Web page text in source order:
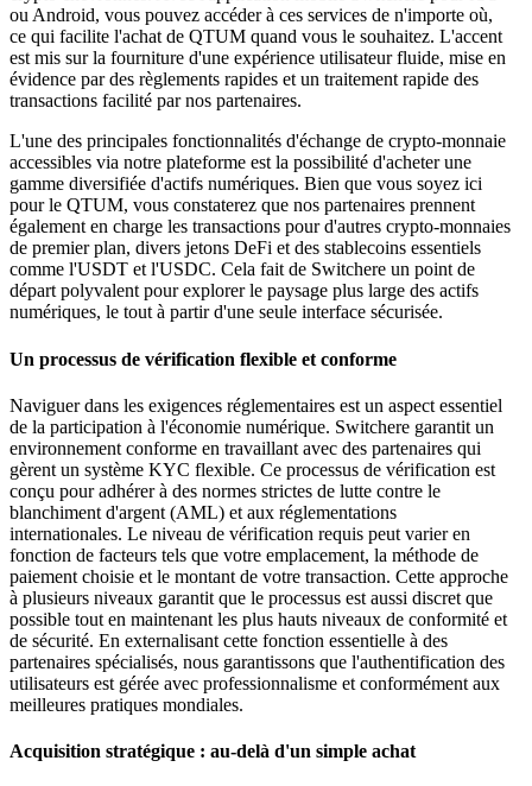
ou Android, vous pouvez accéder à ces services de n'importe où,
ce qui facilite l'achat de QTUM quand vous le souhaitez. L'accent
est mis sur la fourniture d'une expérience utilisateur fluide, mise en
évidence par des règlements rapides et un traitement rapide des
transactions facilité par nos partenaires.
L'une des principales fonctionnalités d'échange de crypto-monnaie
accessibles via notre plateforme est la possibilité d'acheter une
gamme diversifiée d'actifs numériques. Bien que vous soyez ici
pour le QTUM, vous constaterez que nos partenaires prennent
également en charge les transactions pour d'autres crypto-monnaies
de premier plan, divers jetons DeFi et des stablecoins essentiels
comme l'USDT et l'USDC. Cela fait de Switchere un point de
départ polyvalent pour explorer le paysage plus large des actifs
numériques, le tout à partir d'une seule interface sécurisée.
Un processus de vérification flexible et conforme
Naviguer dans les exigences réglementaires est un aspect essentiel
de la participation à l'économie numérique. Switchere garantit un
environnement conforme en travaillant avec des partenaires qui
gèrent un système KYC flexible. Ce processus de vérification est
conçu pour adhérer à des normes strictes de lutte contre le
blanchiment d'argent (AML) et aux réglementations
internationales. Le niveau de vérification requis peut varier en
fonction de facteurs tels que votre emplacement, la méthode de
paiement choisie et le montant de votre transaction. Cette approche
à plusieurs niveaux garantit que le processus est aussi discret que
possible tout en maintenant les plus hauts niveaux de conformité et
de sécurité. En externalisant cette fonction essentielle à des
partenaires spécialisés, nous garantissons que l'authentification des
utilisateurs est gérée avec professionnalisme et conformément aux
meilleures pratiques mondiales.
Acquisition stratégique : au-delà d'un simple achat